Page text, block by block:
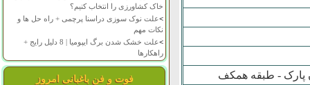
خاک کشاورزی را انتخاب کنیم؟
>علت نوک سوزی دراسنا پرچمی + راه حل ها و
نکات مهم
>
علت خشک شدن برگ ایپومیا | 8 دلیل رایج +
راهکارها
فوت و فن باغبانی امروز پارک - طبقه همکف